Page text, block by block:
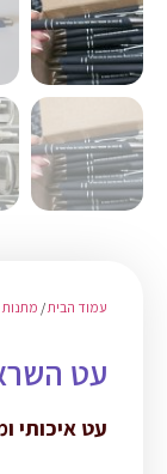
עמוד הבית /
עט
עט איכותי